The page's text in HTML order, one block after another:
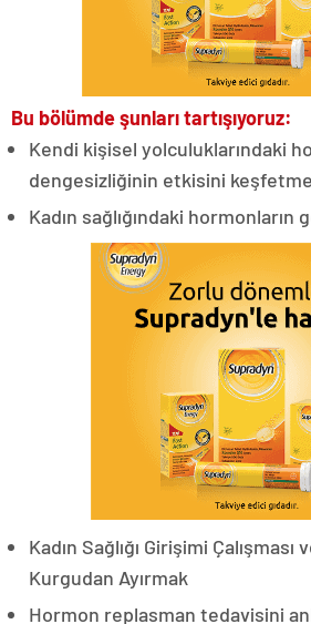
Bu bölümde şunları tartışıyoruz:
Kendi kişisel yolculuklarındaki
dengesizliğinin etkisini
Kadın sağlığındaki
Kadın Sağlığı Girişimi
Kurgudan Ayırmak
Hormon replasman tedavisini